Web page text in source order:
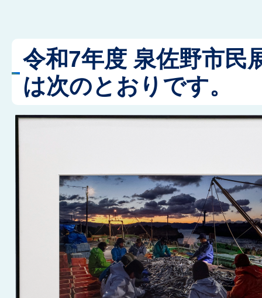
令和7年度 泉佐野市民
は次のとおりです。